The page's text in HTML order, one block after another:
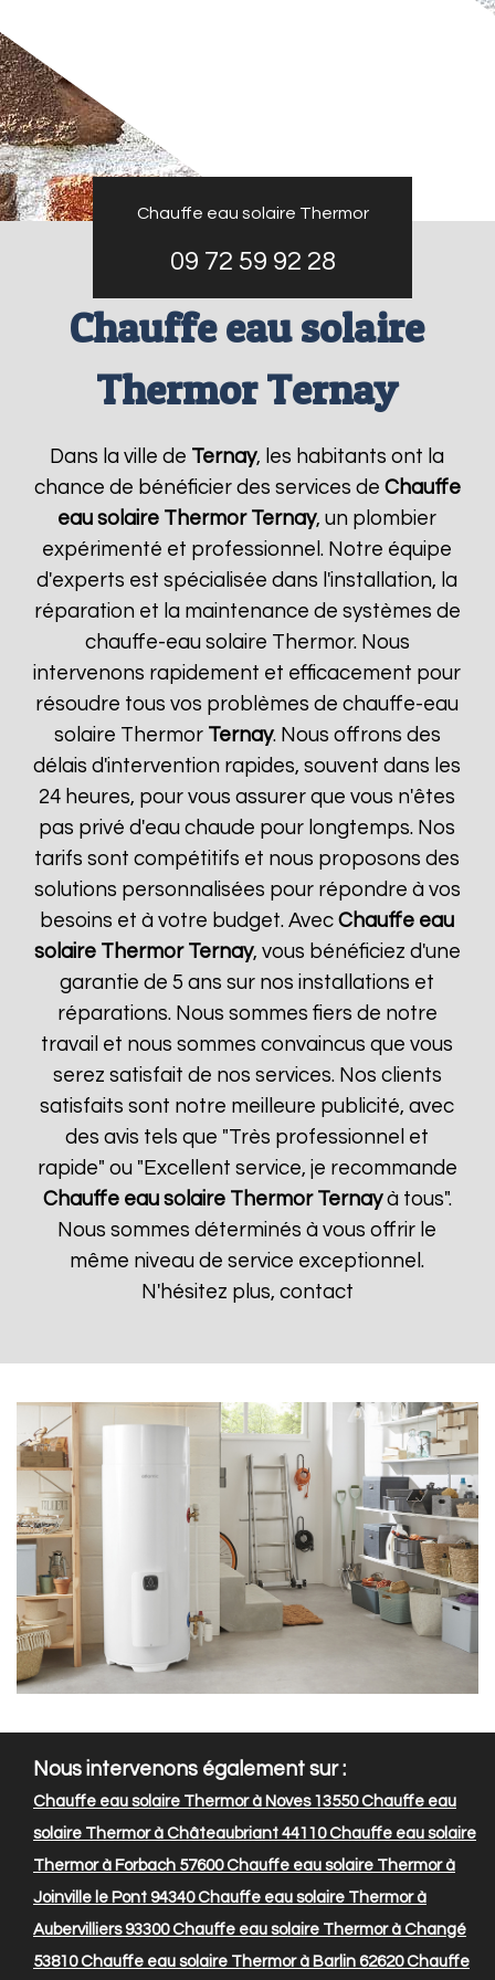
Chauffe eau solaire Thermor
09 72 59 92 28
Chauffe eau solaire
Thermor Ternay
Dans la ville de Ternay, les habitants ont la
chance de bénéficier des services de Chauffe
eau solaire Thermor Ternay, un plombier
expérimenté et professionnel. Notre équipe
d'experts est spécialisée dans l'installation, la
réparation et la maintenance de systèmes de
chauffe-eau solaire Thermor. Nous
intervenons rapidement et efficacement pour
résoudre tous vos problèmes de chauffe-eau
solaire Thermor Ternay. Nous offrons des
délais d'intervention rapides, souvent dans les
24 heures, pour vous assurer que vous n'êtes
pas privé d'eau chaude pour longtemps. Nos
tarifs sont compétitifs et nous proposons des
solutions personnalisées pour répondre à vos
besoins et à votre budget. AvecChauffe eau
solaire Thermor Ternay, vous bénéficiez d'une
garantie de 5 ans sur nos installations et
réparations. Nous sommes fiers de notre
travail et nous sommes convaincus que vous
serez satisfait de nos services. Nos clients
satisfaits sont notre meilleure publicité, avec
des avis tels que "Très professionnel et
rapide" ou "Excellent service, je recommande
Chauffe eau solaire Thermor Ternayà tous".
Nous sommes déterminés à vous offrir le
même niveau de service exceptionnel.
N'hésitez plus, contact
Nous intervenons également sur :
Chauffe eau solaire Thermor à Noves 13550Chauffe eau
solaire Thermor à Châteaubriant 44110Chauffe eau solaire
Thermor à Forbach 57600Chauffe eau solaire Thermor à
Joinville le Pont 94340Chauffe eau solaire Thermor à
Aubervilliers 93300Chauffe eau solaire Thermor à Changé
53810Chauffe eau solaire Thermor à Barlin 62620Chauffe